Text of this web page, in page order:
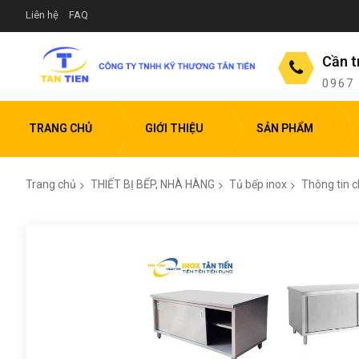
Liên hệ FAQ
Cần
0967
TRANG CHỦ GIỚI THIỆU SẢN PHẨM
Trang chủ THIẾT BỊ BẾP, NHÀ HÀNG Tủ bếp inox Thông tin